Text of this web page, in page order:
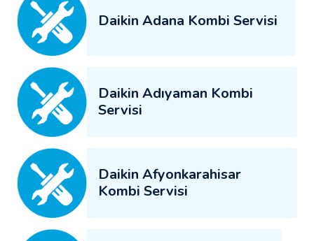
Daikin Adana Kombi Servisi
Daikin Adıyaman Kombi
Servisi
Daikin Afyonkarahisar
Kombi Servisi